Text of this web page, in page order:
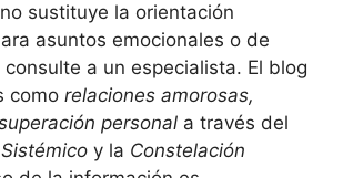
sustituye la orientación
asuntos emocionales o de
a un especialista. El blog
como relaciones amorosas,
personal a través del
y la Constelación